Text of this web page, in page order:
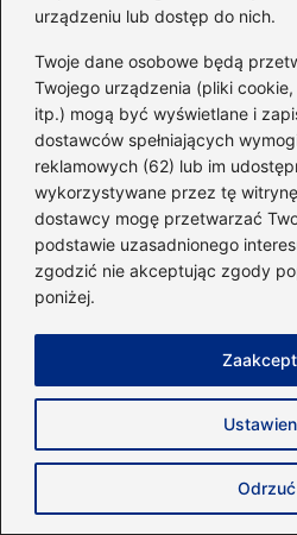
urządzeniu lub dostęp do nich.
Twoje dane osobowe będą
Twojego urządzenia (pliki
itp.) mogą być wyświetlane i
dostawców spełniających
reklamowych (62) lub im
wykorzystywane przez tę
dostawcy mogę przetwarzać
podstawie uzasadnionego
zgodzić nie akceptując zgody
poniżej.
Odrzuć
warunkach
Kiedy znowu
z fitness klubów?
Czy bieganie na
korzyści dla zdrowia?
Ile kalorii spala
Odkryj tajemnice
odchudzania!
Jak wybrać idealną
fitness? Tipps i
Odkryj tajniki bycia
się najlepszą wersją
Skuteczne metody